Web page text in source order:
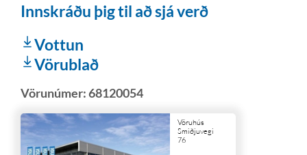
Innskráðu þig til að sjá verð
Vottun
Vörublað
Vörunúmer:68120054
Vöruhús
Smiðjuvegi
76